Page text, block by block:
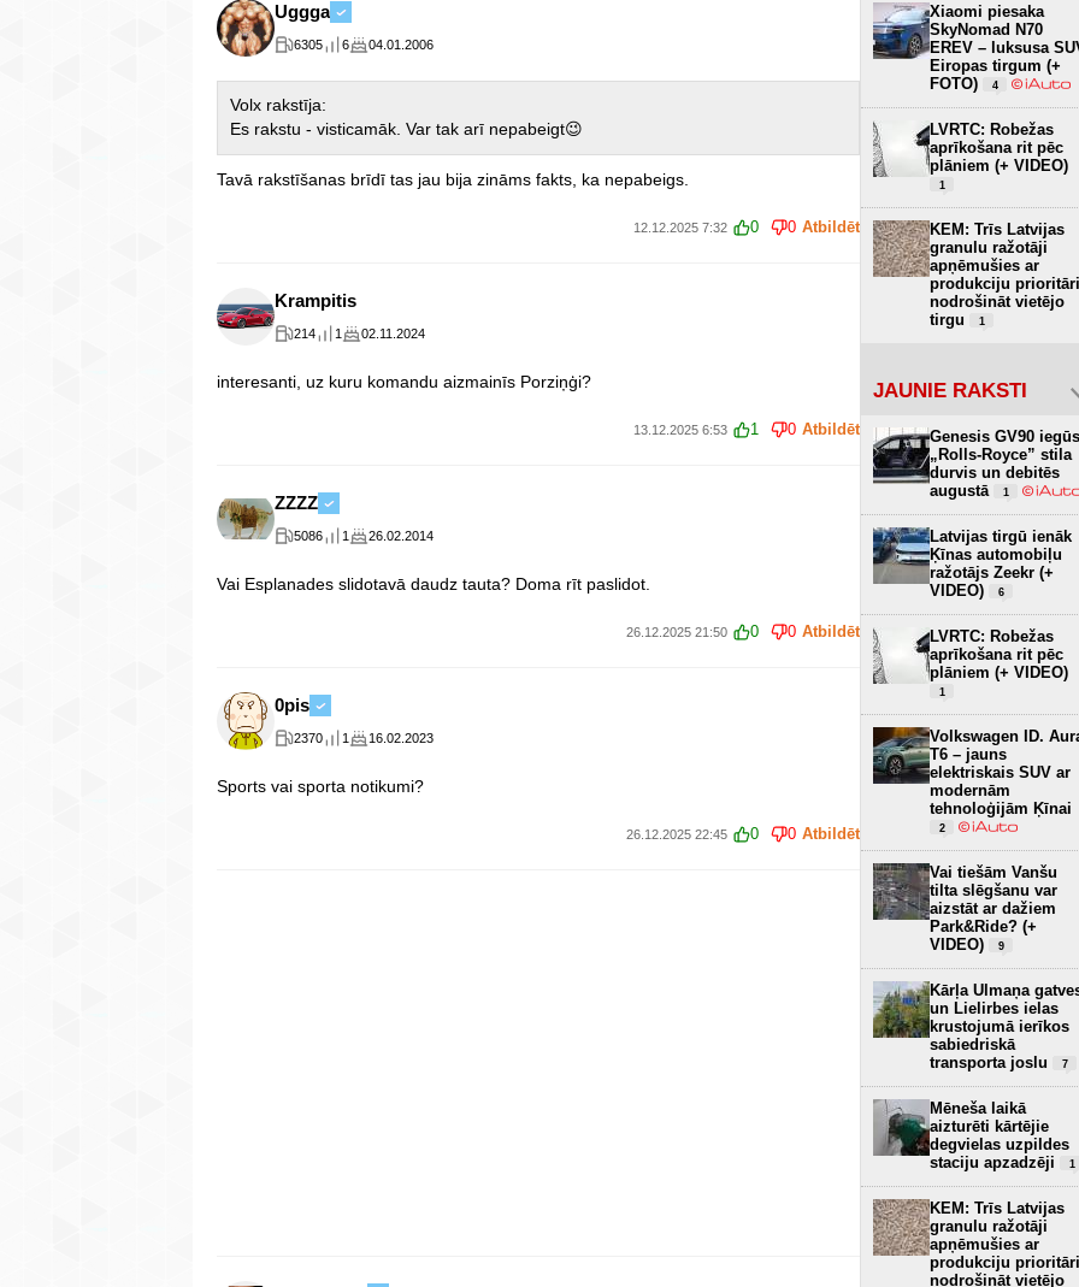
Uggga
6305 6 04.01.2006
Volx rakstīja:
Es rakstu - visticamāk. Var tak arī nepabeigt😉
Tavā rakstīšanas brīdī tas jau bija zināms fakts, ka nepabeigs.
12.12.2025 7:32 0 0 Atbildēt
Krampitis
214 1 02.11.2024
interesanti, uz kuru komandu aizmainīs Porziņģi?
13.12.2025 6:53 1 0 Atbildēt
ZZZZ
5086 1 26.02.2014
Vai Esplanades slidotavā daudz tauta? Doma rīt paslidot.
26.12.2025 21:50 0 0 Atbildēt
0pis
2370 1 16.02.2023
Sports vai sporta notikumi?
26.12.2025 22:45 0 0 Atbildēt
Xiaomi piesaka
SkyNomad N70
EREV – luksusa
Eiropas tirgum (+
FOTO)
4
LVRTC: Robežas
aprīkošana rit pēc
plāniem (+ VIDEO)
1
KEM: Trīs Latvijas
granulu ražotāji
apņēmušies ar
produkciju prioritāri
nodrošināt vietējo
tirgu
1
JAUNIE RAKSTI
Genesis GV90 iegūs
„Rolls-Royce” stila
durvis un debitēs
augustā
1
Latvijas tirgū ienāk
Ķīnas automobiļu
ražotājs Zeekr (+
VIDEO)
6
LVRTC: Robežas
aprīkošana rit pēc
plāniem (+ VIDEO)
1
Volkswagen ID.
T6 – jauns
elektriskais SUV ar
modernām
tehnoloģijām Ķīnai
2
Vai tiešām Vanšu
tilta slēgšanu var
aizstāt ar dažiem
Park&Ride? (+
VIDEO)
9
Kārļa Ulmaņa
un Lielirbes ielas
krustojumā ierīkos
sabiedriskā
transporta joslu
7
Mēneša laikā
aizturēti kārtējie
degvielas uzpildes
staciju apzadzēji
1
KEM: Trīs Latvijas
granulu ražotāji
apņēmušies ar
produkciju prioritāri
nodrošināt vietējo